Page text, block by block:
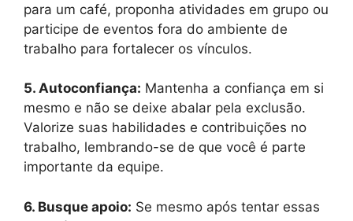
para um café, proponha atividades em grupo ou
participe de eventos fora do ambiente de
trabalho para fortalecer os vínculos.
5. Autoconfiança: Mantenha a confiança em si
mesmo e não se deixe abalar pela exclusão.
Valorize suas habilidades e contribuições no
trabalho, lembrando-se de que você é parte
importante da equipe.
6. Busque apoio: Se mesmo após tentar essas